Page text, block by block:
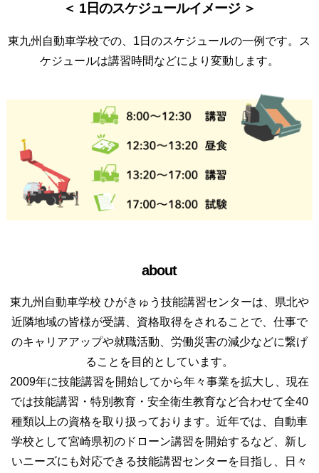
＜ 1日のスケジュールイメージ ＞
東九州自動車学校での、1日のスケジュールの一例です。ス
ケジュールは講習時間などにより変動します。
about
東九州自動車学校 ひがきゅう技能講習センターは、県北や
近隣地域の皆様が受講、資格取得をされることで、仕事で
のキャリアアップや就職活動、労働災害の減少などに繋げ
ることを目的としています。
2009年に技能講習を開始してから年々事業を拡大し、現在
では技能講習・特別教育・安全衛生教育など合わせて全40
種類以上の資格を取り扱っております。近年では、自動車
学校として宮崎県初のドローン講習を開始するなど、新し
いニーズにも対応できる技能講習センターを目指し、日々